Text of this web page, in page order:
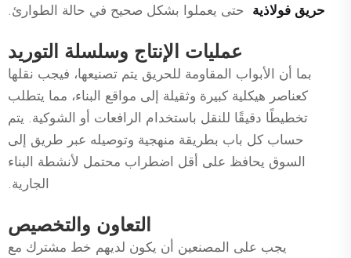
حريق فولاذية حتى يعملوا بشكل صحيح في حالة الطوارئ.
عمليات الإنتاج وسلسلة التوريد
بما أن الأبواب المقاومة للحريق يتم تصنيعها، فيجب نقلها
كعناصر هيكلية كبيرة وثقيلة إلى مواقع البناء، مما يتطلب
تخطيطًا دقيقًا للنقل باستخدام الرافعات أو الشوكية. يتم
حساب كل باب بطريقة منهجية وتوصيله عبر طريق إلى
السوق يحافظ على أقل اضطراب محتمل لأنشطة البناء
الجارية.
التعاون والتخصيص
يجب على المصنعين أن يكون لديهم خط مشترك مع